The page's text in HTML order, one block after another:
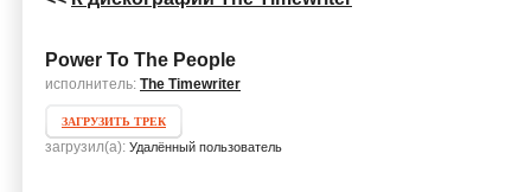
Power To The People
исполнитель: The Timewriter
ЗАГРУЗИТЬ ТРЕК
загрузил(а): Удалённый пользователь